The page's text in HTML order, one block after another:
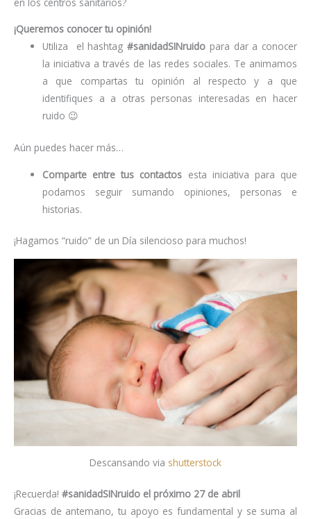
¡Queremos conocer tu opinión!
Utiliza el hashtag#sanidadSINruido para dar a conocer
la iniciativa a través de las redes sociales. Te animamos
a que compartas tu opinión al respecto y a que
identifiques a a otras personas interesadas en hacer
ruido 😉
Aún puedes hacer más…
Comparte entre tus contactos esta iniciativa para que
podamos seguir sumando opiniones, personas e
historias.
¡Hagamos “ruido” de un Día silencioso para muchos!
Descansando via shutterstock
¡Recuerda! #sanidadSINruido el próximo 27 de abril
Gracias de antemano, tu apoyo es fundamental y se suma al